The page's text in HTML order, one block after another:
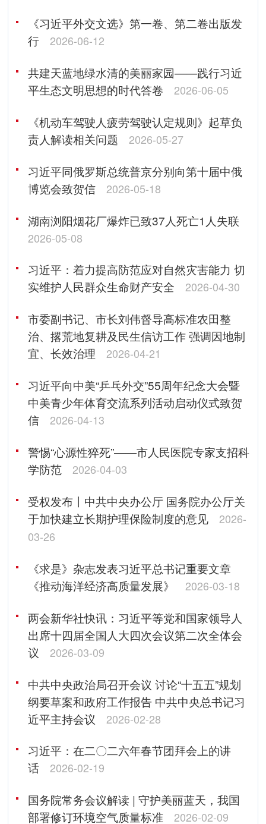
《习近平外交文选》第一卷、第二卷出版发
行
2026-06-12
共建天蓝地绿水清的美丽家园——践行习近
平生态文明思想的时代答卷
2026-06-05
《机动车驾驶人疲劳驾驶认定规则》起草负
责人解读相关问题
2026-05-27
习近平同俄罗斯总统普京分别向第十届中俄
博览会致贺信
2026-05-18
湖南浏阳烟花厂爆炸已致37人死亡1人失联
2026-05-08
习近平：着力提高防范应对自然灾害能力 切
实维护人民群众生命财产安全
2026-04-30
市委副书记、市长刘伟督导高标准农田整
治、撂荒地复耕及民生信访工作 强调因地制
宜、长效治理
2026-04-21
习近平向中美“乒乓外交”55周年纪念大会暨
中美青少年体育交流系列活动启动仪式致贺
信
2026-04-13
警惕“心源性猝死”——市人民医院专家支招科
学防范
2026-04-03
受权发布丨中共中央办公厅 国务院办公厅关
于加快建立长期护理保险制度的意见
2026-
03-26
《求是》杂志发表习近平总书记重要文章
《推动海洋经济高质量发展》
2026-03-18
两会新华社快讯：习近平等党和国家领导人
出席十四届全国人大四次会议第二次全体会
议
2026-03-09
中共中央政治局召开会议 讨论“十五五”规划
纲要草案和政府工作报告 中共中央总书记习
近平主持会议
2026-02-28
习近平：在二〇二六年春节团拜会上的讲
话
2026-02-19
国务院常务会议解读 | 守护美丽蓝天，我国
部署修订环境空气质量标准
2026-02-09